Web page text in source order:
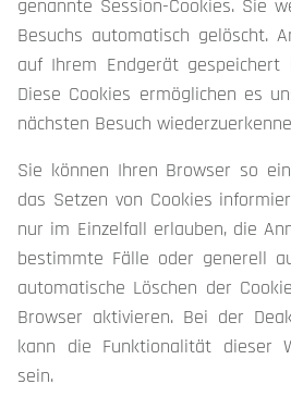
genannte Session-Cookies. Sie
Besuchs automatisch gelöscht.
auf Ihrem Endgerät
Diese Cookies ermöglichen es
nächsten Besuch
Sie können Ihren Browser so
das Setzen von Cookies
nur im Einzelfall erlauben, die
bestimmte Fälle oder generell
automatische Löschen der
Browser aktivieren. Bei der
kann die Funktionalität dieser
sein.